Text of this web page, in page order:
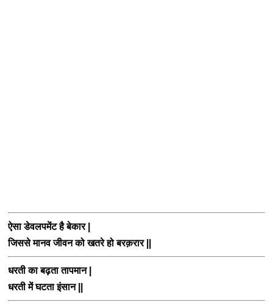
ऐसा डेवलपमेंट है बेकार|
जिससे मानव जीवन को खतरे हो बरक़रार||
धरती का बढ़ता तापमान|
धरती में घटता इंसान||